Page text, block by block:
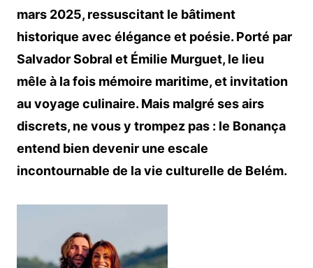
mars 2025, ressuscitant le bâtiment
historique avec élégance et poésie. Porté par
Salvador Sobral et Émilie Murguet, le lieu
mêle à la fois mémoire maritime, et invitation
au voyage culinaire. Mais malgré ses airs
discrets, ne vous y trompez pas : le Bonança
entend bien devenir une escale
incontournable de la vie culturelle de Belém.